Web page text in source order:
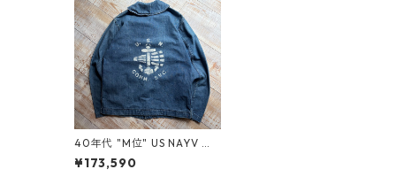
40年代 "M位" US NAYV シ
ャールカラー カバーオール
青 ブルー ミリタリー ヘチマ
¥173,590